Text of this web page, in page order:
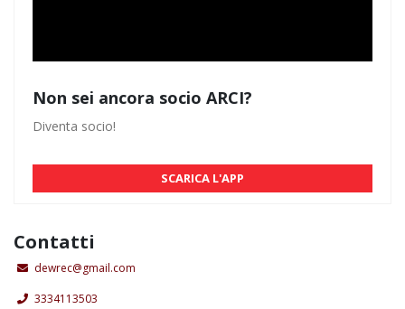
Non sei ancora socio ARCI?
Diventa socio!
SCARICA L'APP
Contatti
dewrec@gmail.com
3334113503